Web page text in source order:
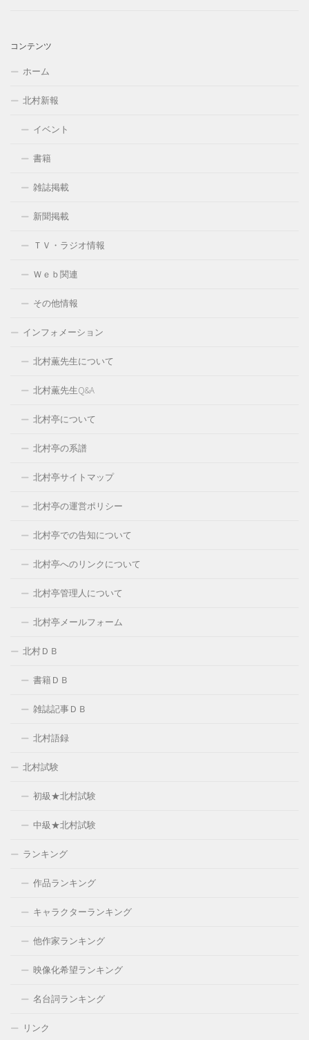
コンテンツ
ホーム
北村新報
イベント
書籍
雑誌掲載
新聞掲載
ＴＶ・ラジオ情報
Ｗｅｂ関連
その他情報
インフォメーション
北村薫先生について
北村薫先生Q&A
北村亭について
北村亭の系譜
北村亭サイトマップ
北村亭の運営ポリシー
北村亭での告知について
北村亭へのリンクについて
北村亭管理人について
北村亭メールフォーム
北村ＤＢ
書籍ＤＢ
雑誌記事ＤＢ
北村語録
北村試験
初級★北村試験
中級★北村試験
ランキング
作品ランキング
キャラクターランキング
他作家ランキング
映像化希望ランキング
名台詞ランキング
リンク